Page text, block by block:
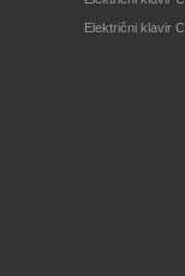
Električni klavir